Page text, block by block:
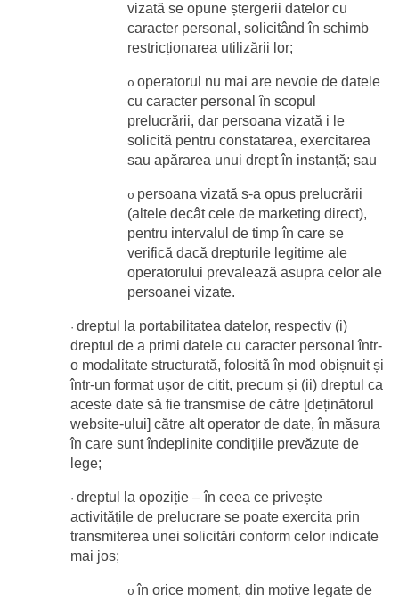
vizată se opune ștergerii datelor cu
caracter personal, solicitând în schimb
restricționarea utilizării lor;
o operatorul nu mai are nevoie de datele
cu caracter personal în scopul
prelucrării, dar persoana vizată i le
solicită pentru constatarea, exercitarea
sau apărarea unui drept în instanță; sau
o persoana vizată s-a opus prelucrării
(altele decât cele de marketing direct),
pentru intervalul de timp în care se
verifică dacă drepturile legitime ale
operatorului prevalează asupra celor ale
persoanei vizate.
· dreptul la portabilitatea datelor, respectiv (i)
dreptul de a primi datele cu caracter personal într-
o modalitate structurată, folosită în mod obișnuit și
într-un format ușor de citit, precum și (ii) dreptul ca
aceste date să fie transmise de către [deținătorul
website-ului] către alt operator de date, în măsura
în care sunt îndeplinite condițiile prevăzute de
lege;
· dreptul la opoziție – în ceea ce privește
activitățile de prelucrare se poate exercita prin
transmiterea unei solicitări conform celor indicate
mai jos;
o în orice moment, din motive legate de